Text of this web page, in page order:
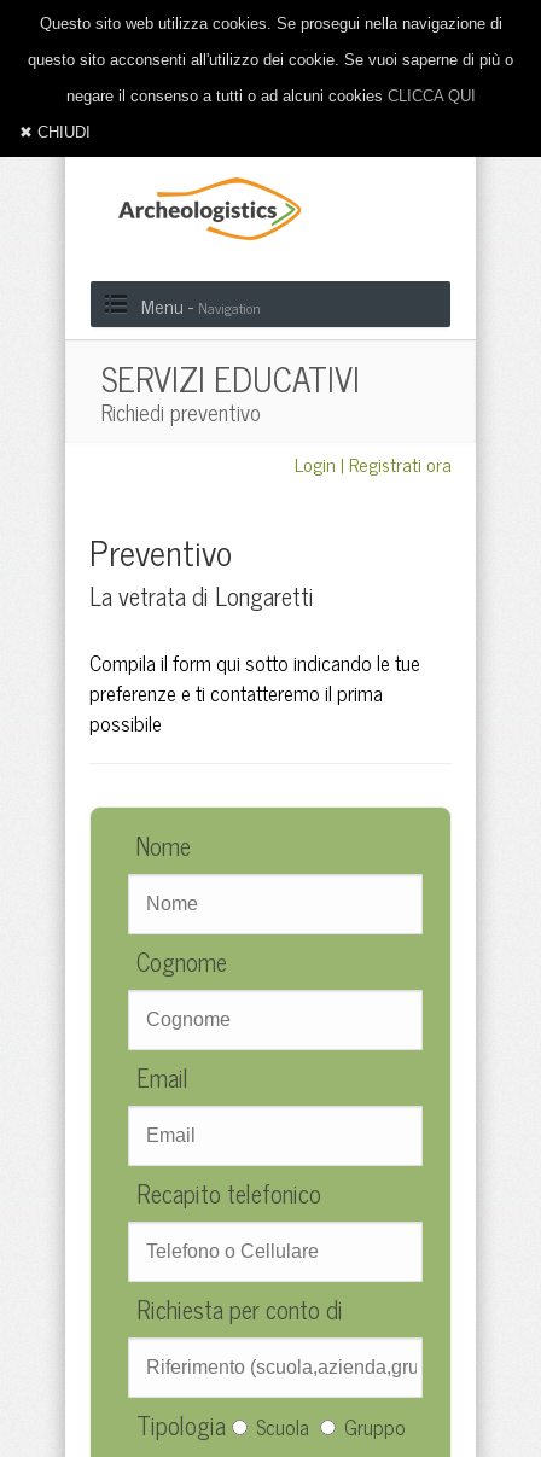
Menu - Navigation
SERVIZI EDUCATIVI
Richiedi preventivo
Login|Registrati ora
Preventivo
La vetrata di Longaretti
Compila il form qui sotto indicando le tue
preferenze e ti contatteremo il prima
possibile
Nome
Cognome
Email
Recapito telefonico
Richiesta per conto di
Tipologia Scuola Gruppo
Questo sito web utilizza cookies. Se prosegui nella navigazione di
questo sito acconsenti all'utilizzo dei cookie. Se vuoi saperne di più o
negare il consenso a tutti o ad alcuni cookies CLICCA QUI
✖ CHIUDI